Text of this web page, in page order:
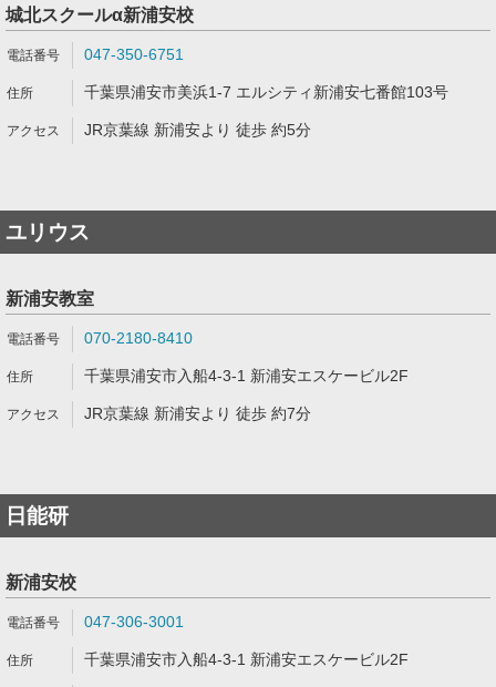
城北スクールα新浦安校
047-350-6751
千葉県浦安市美浜1-7 エルシティ新浦安七番館103号
JR京葉線 新浦安より 徒歩 約5分
ユリウス
新浦安教室
070-2180-8410
千葉県浦安市入船4-3-1 新浦安エスケービル2F
JR京葉線 新浦安より 徒歩 約7分
日能研
新浦安校
047-306-3001
千葉県浦安市入船4-3-1 新浦安エスケービル2F